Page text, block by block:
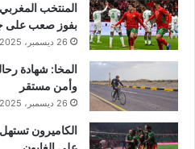
المنتخب
بفوز صعب على
26 ديسمبر، 2025
المخا: شهادة
وأمن مستقر
26 ديسمبر، 2025
الكاميرون